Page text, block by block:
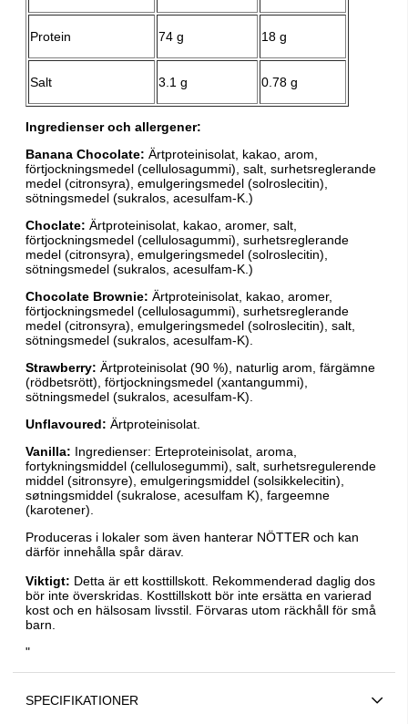
Protein 74 g 18 g
Salt 3.1 g 0.78 g
Ingredienser och allergener:
Banana Chocolate: Ärtproteinisolat, kakao, arom,
förtjockningsmedel (cellulosagummi), salt, surhetsreglerande
medel (citronsyra), emulgeringsmedel (solroslecitin),
sötningsmedel (sukralos, acesulfam-K.)
Choclate: Ärtproteinisolat, kakao, aromer, salt,
förtjockningsmedel (cellulosagummi), surhetsreglerande
medel (citronsyra), emulgeringsmedel (solroslecitin),
sötningsmedel (sukralos, acesulfam-K.)
Chocolate Brownie: Ärtproteinisolat, kakao, aromer,
förtjockningsmedel (cellulosagummi), surhetsreglerande
medel (citronsyra), emulgeringsmedel (solroslecitin), salt,
sötningsmedel (sukralos, acesulfam-K).
Strawberry: Ärtproteinisolat (90 %), naturlig arom, färgämne
(rödbetsrött), förtjockningsmedel (xantangummi),
sötningsmedel (sukralos, acesulfam-K).
Unflavoured: Ärtproteinisolat.
Vanilla: Ingredienser: Erteproteinisolat, aroma,
fortykningsmiddel (cellulosegummi), salt, surhetsregulerende
middel (sitronsyre), emulgeringsmiddel (solsikkelecitin),
søtningsmiddel (sukralose, acesulfam K), fargeemne
(karotener).
Produceras i lokaler som även hanterar NÖTTER och kan
därför innehålla spår därav.
Viktigt: Detta är ett kosttillskott. Rekommenderad daglig dos
bör inte överskridas. Kosttillskott bör inte ersätta en varierad
kost och en hälsosam livsstil. Förvaras utom räckhåll för små
barn.
"
SPECIFIKATIONER